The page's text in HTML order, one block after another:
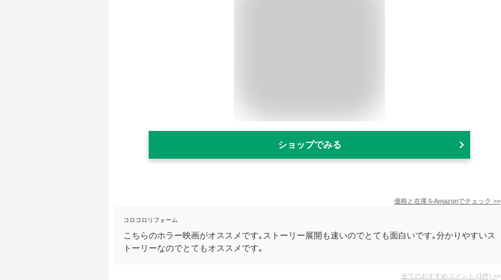
ショップでみる
価格と在庫をAmazonでチェック >>
コロコロリフォーム
こちらのホラー映画がオススメです｡ストーリー展開も速いのでとても面白いです｡分かりやすいス
トーリーなのでとてもオススメです｡
全てのおすすめコメント (1件) >